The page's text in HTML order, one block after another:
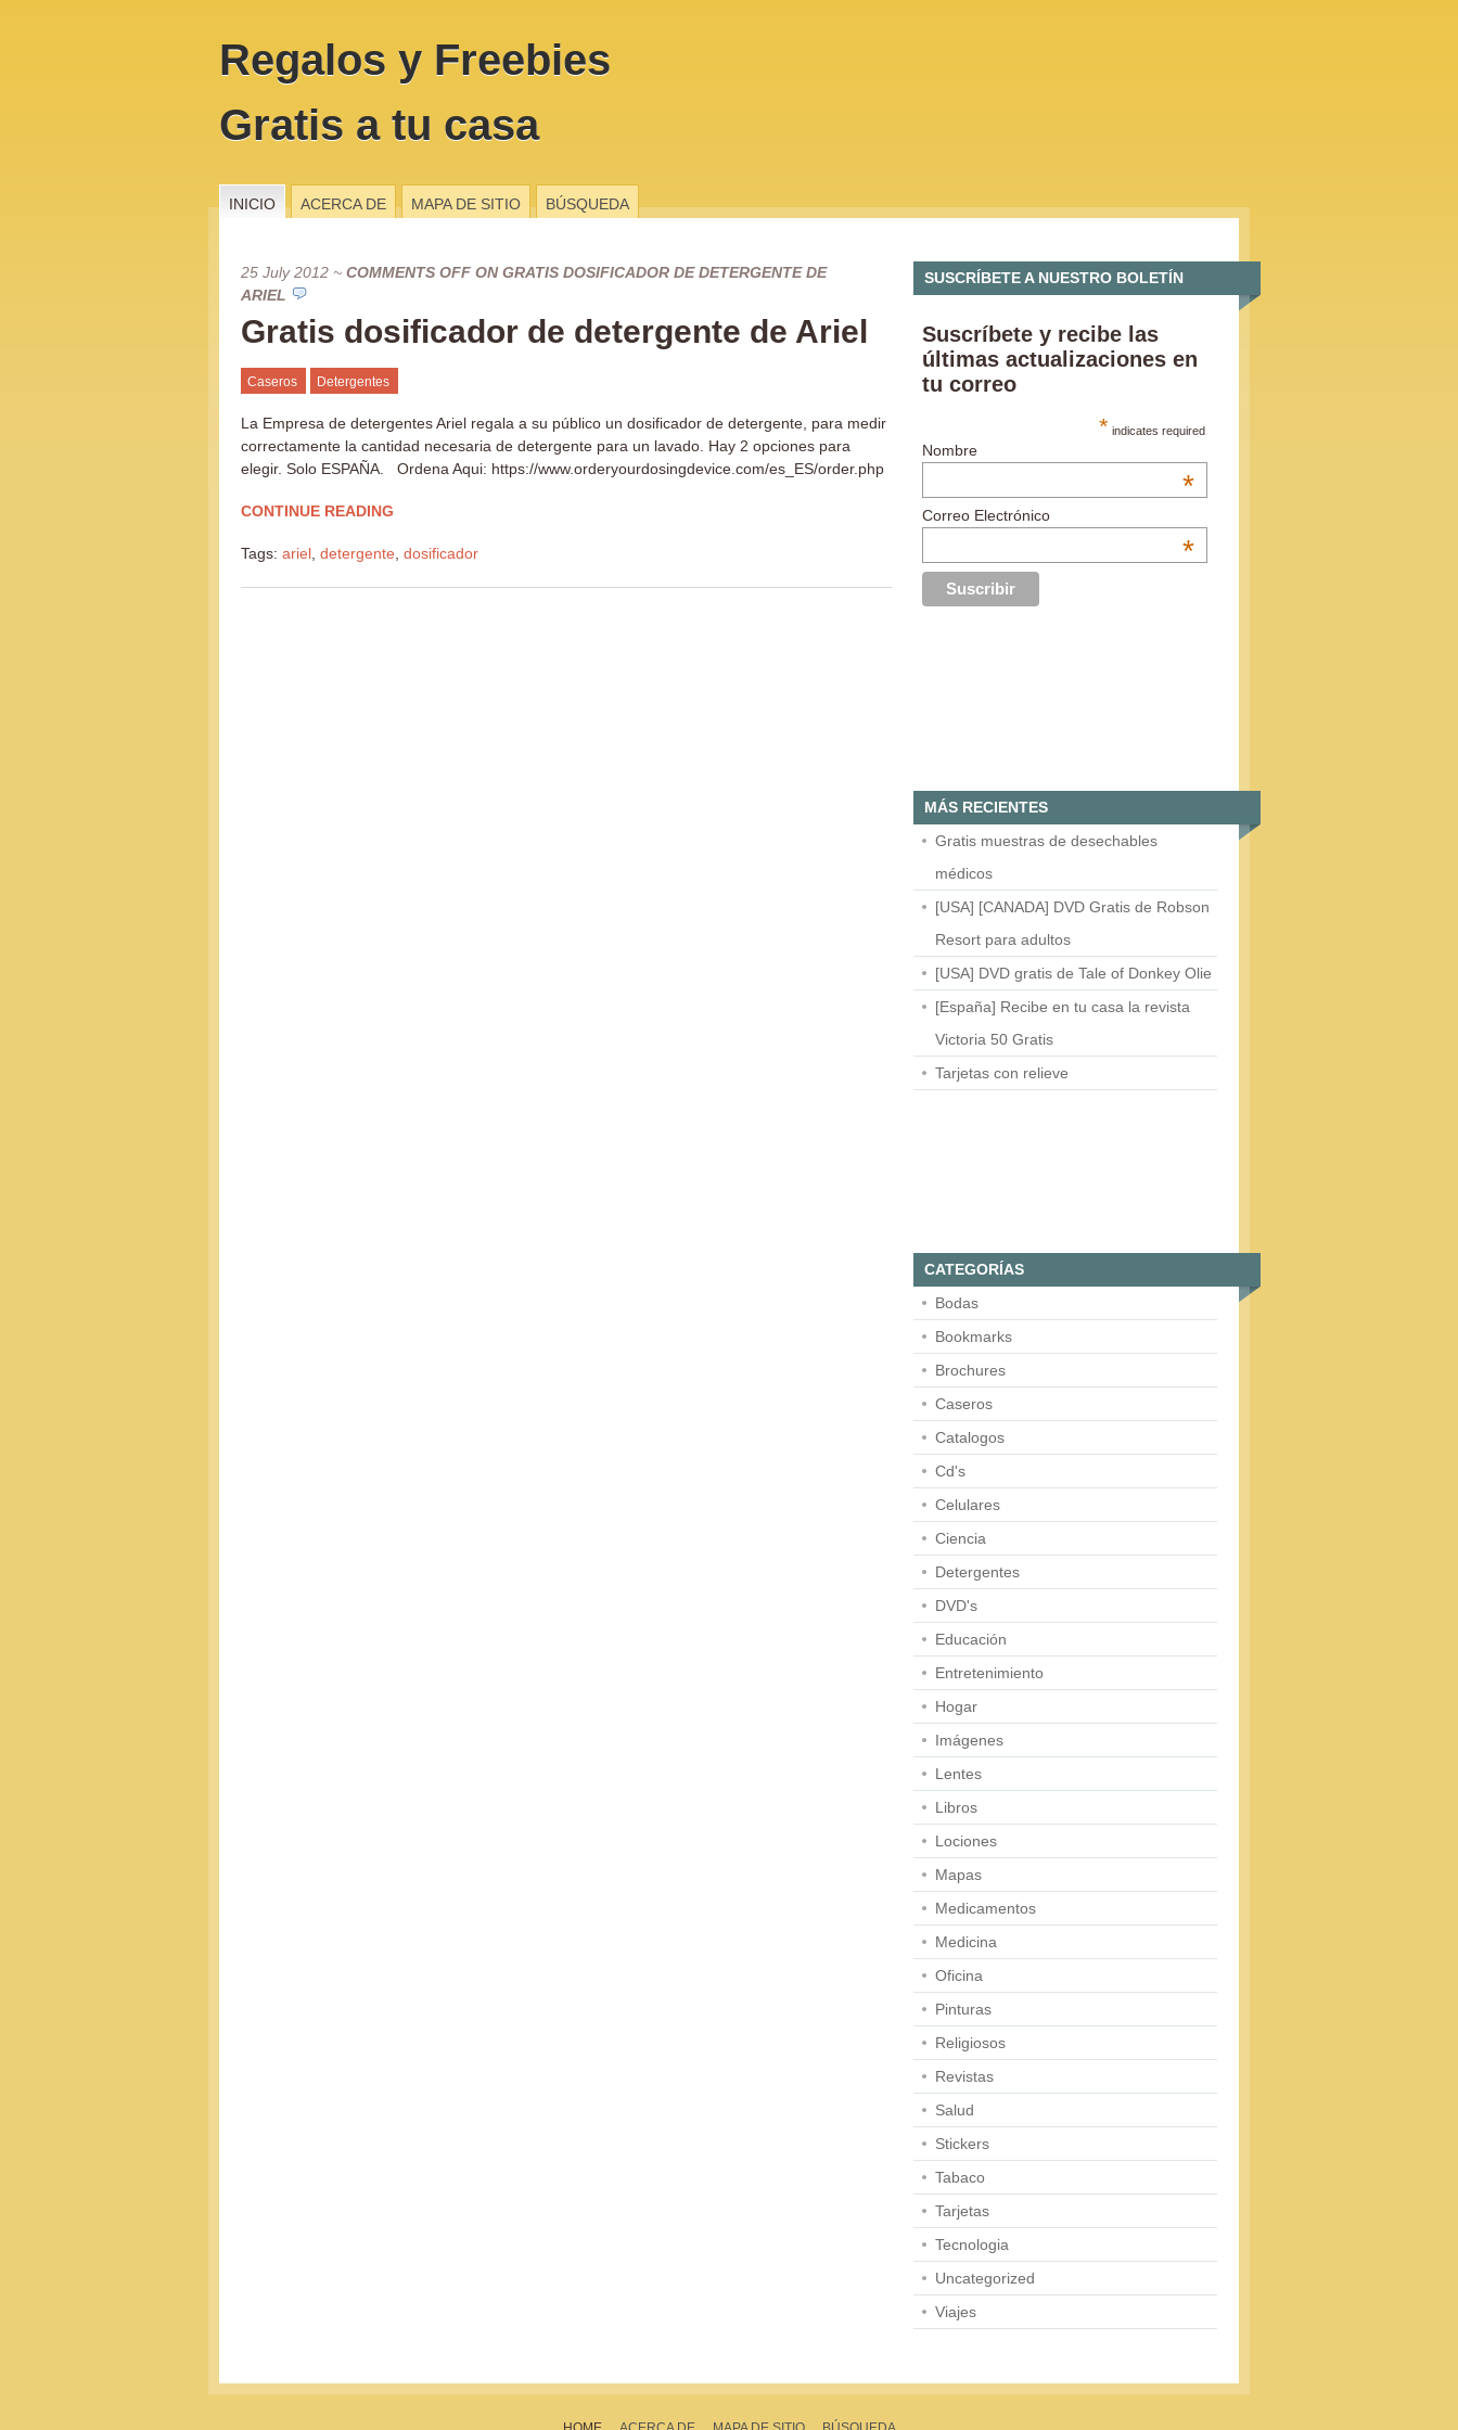
Regalos y Freebies
Gratis a tu casa
INICIO ACERCA DE MAPA DE SITIO BÚSQUEDA
25 July 2012 ~ COMMENTS OFF ON GRATIS DOSIFICADOR DE DETERGENTE DE
ARIEL
Gratis dosificador de detergente de Ariel
Caseros Detergentes
La Empresa de detergentes Ariel regala a su público un dosificador de detergente, para medir
correctamente la cantidad necesaria de detergente para un lavado. Hay 2 opciones para
elegir. Solo ESPAÑA. Ordena Aqui: https://www.orderyourdosingdevice.com/es_ES/order.php
CONTINUE READING
Tags: ariel detergente dosificador
SUSCRÍBETE A NUESTRO BOLETÍN
Suscríbete y recibe las
últimas actualizaciones en
tu correo
* indicates required
Nombre
*
Correo Electrónico
*
MÁS RECIENTES
Gratis muestras de desechables
médicos
[USA] [CANADA] DVD Gratis de Robson
Resort para adultos
[USA] DVD gratis de Tale of Donkey Olie
[España] Recibe en tu casa la revista
Victoria 50 Gratis
Tarjetas con relieve
CATEGORÍAS
Bodas
Bookmarks
Brochures
Caseros
Catalogos
Cd's
Celulares
Ciencia
Detergentes
DVD's
Educación
Entretenimiento
Hogar
Imágenes
Lentes
Libros
Lociones
Mapas
Medicamentos
Medicina
Oficina
Pinturas
Religiosos
Revistas
Salud
Stickers
Tabaco
Tarjetas
Tecnologia
Uncategorized
Viajes